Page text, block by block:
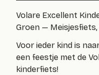
Volare Excellent
Groen — Meisjesfiets,
Voor ieder kind is
een feestje met de
kinderfiets!